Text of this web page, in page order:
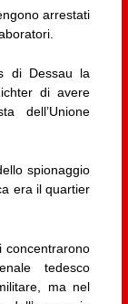
arrestati
di Dessau la
di avere
dell’Unione
spionaggio
era il quartier
concentrarono
tedesco
ma nel